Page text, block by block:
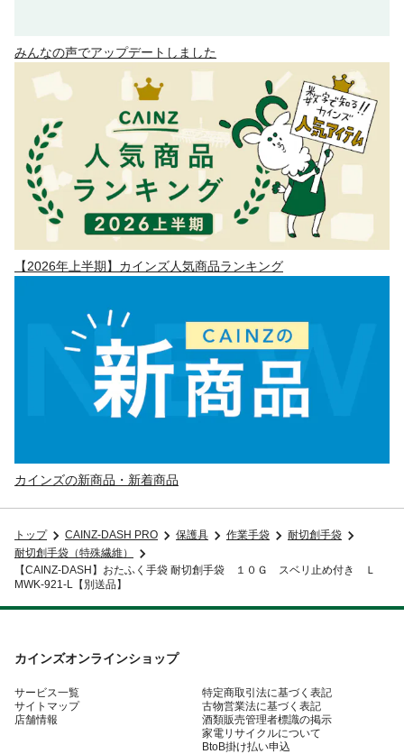
みんなの声でアップデートしました
【2026年上半期】カインズ人気商品ランキング
カインズの新商品・新着商品
トップ CAINZ-DASH PRO 保護具 作業手袋
耐切創手袋
耐切創手袋（特殊繊維）
【CAINZ-DASH】おたふく手袋 耐切創手袋 １０Ｇ スベリ止め付き Ｌ
MWK-921-L【別送品】
カインズオンラインショップ
サービス一覧
サイトマップ
店舗情報
特定商取引法に基づく表記
古物営業法に基づく表記
酒類販売管理者標識の掲示
家電リサイクルについて
BtoB掛け払い申込